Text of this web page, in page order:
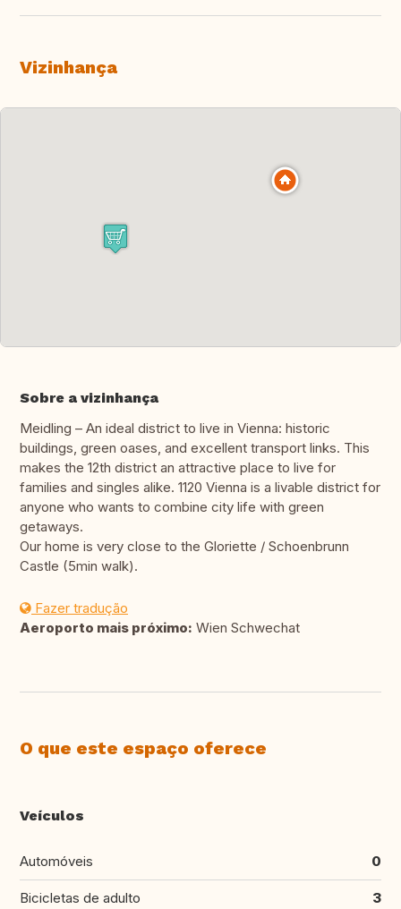
Vizinhança
Sobre a vizinhança
Meidling – An ideal district to live in Vienna: historic
buildings, green oases, and excellent transport links. This
makes the 12th district an attractive place to live for
families and singles alike. 1120 Vienna is a livable district for
anyone who wants to combine city life with green
getaways.
Our home is very close to the Gloriette / Schoenbrunn
Castle (5min walk).
Fazer tradução
Aeroporto mais próximo: Wien Schwechat
O que este espaço oferece
Veículos
Automóveis 0
Bicicletas de adulto 3